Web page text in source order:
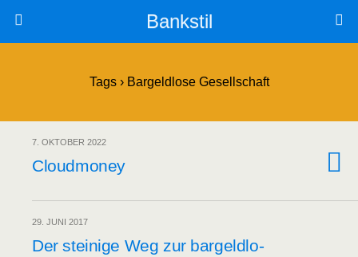
Bankstil
Tags › Bargeldlose Gesellschaft
7. OKTOBER 2022
Cloud­mo­ney
29. JUNI 2017
Der stei­ni­ge Weg zur bar­geld­lo­